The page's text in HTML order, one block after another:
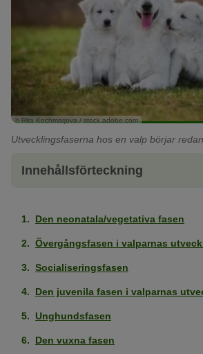
© Rita Kochmarjova / stock.adobe.com
Utvecklingsfaserna hos en valp börjar
Innehållsförteckning
Den neonatala/vegetativa fasen
Övergångsfasen i valparnas
Socialiseringsfasen
Den juvenila fasen i valparnas
Unghundsfasen
Den vuxna fasen